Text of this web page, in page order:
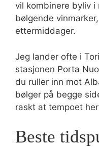
vil kombinere byliv
bølgende
ettermiddager.
Jeg lander ofte i
stasjonen Porta
du ruller inn mot
bølger på begge
raskt at tempoet
Beste